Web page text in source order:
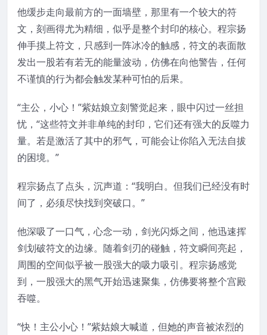
他缓步走向最前方的一面墙壁，那里有一个较大的符
文，刻画得尤为精细，似乎是整个封印的核心。程宗扬
伸手摸上符文，只感到一阵冰冷的触感，符文的表面散
发出一股若有若无的能量波动，仿佛在向他警告，任何
不谨慎的行为都会触发某种可怕的后果。
“主公，小心！”紫姑娘立刻警觉起来，眼中闪过一丝担
忧，“这些符文并非单纯的封印，它们还有强大的反噬力
量。若是激活了其中的邪气，可能会让你陷入无法自拔
的困境。”
程宗扬点了点头，沉声道：“我明白。但我们已经没有时
间了，必须尽快找到突破口。”
他深吸了一口气，心念一动，剑光闪烁之间，他迅速挥
剑划破符文的边缘。随着剑刃的碰触，符文瞬间亮起，
周围的空间似乎被一股强大的吸力吸引。程宗扬感觉
到，一股强大的黑气开始迅速聚集，仿佛要将整个宫殿
吞噬。
“快！主公小心！”紫姑娘大喊道，但她的声音被浓烈的